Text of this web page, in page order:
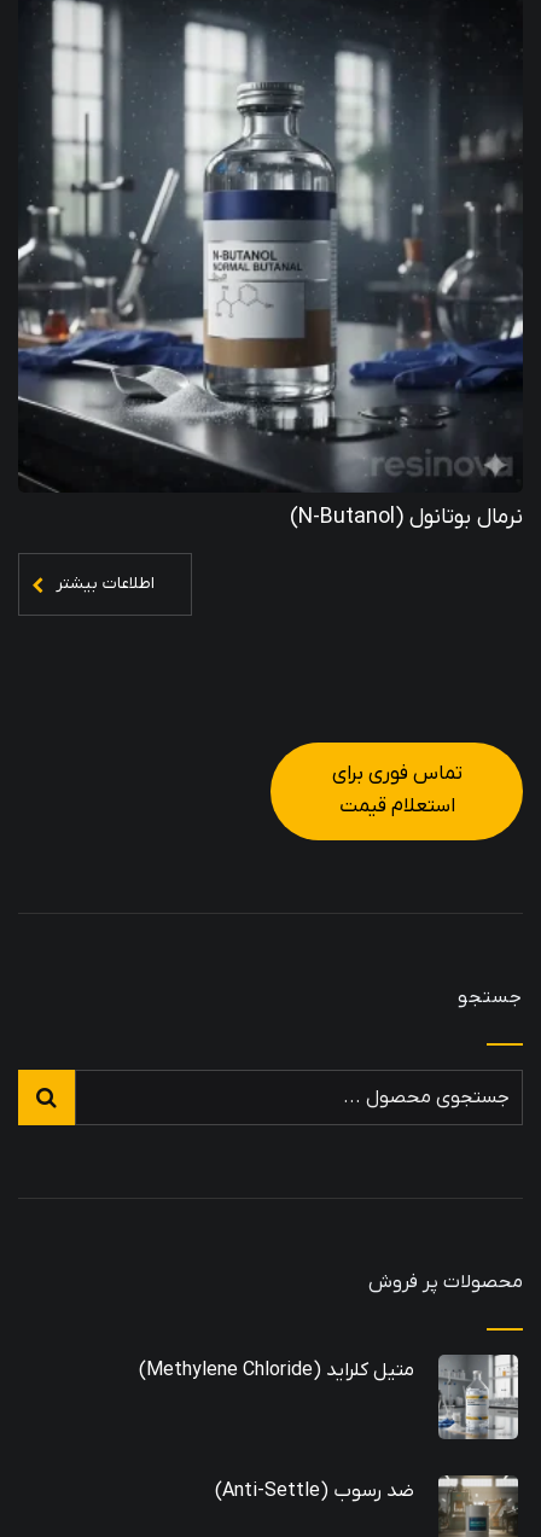
نرمال بوتانول (N-Butanol)
اطلاعات بیشتر
تماس فوری برای
استعلام قیمت
جستجو
محصولات پر فروش
متیل کلراید (Methylene Chloride)
ضد رسوب (Anti-Settle)